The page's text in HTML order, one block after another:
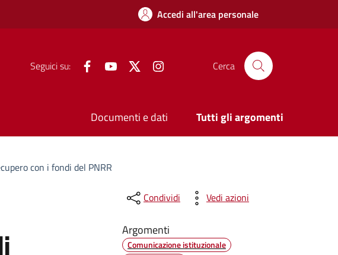
Accedi all'area personale
Seguici su: FacebookYouTube Twitter Cerca
Documenti e dati Tutti gli argomenti
con i fondi del PNRR
Condividi Vedi azioni
Argomenti
Comunicazione istituzionale